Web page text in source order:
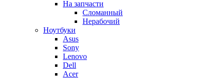
На запчасти
Сломанный
Нерабочий
Ноутбуки
Asus
Sony
Lenovo
Dell
Acer